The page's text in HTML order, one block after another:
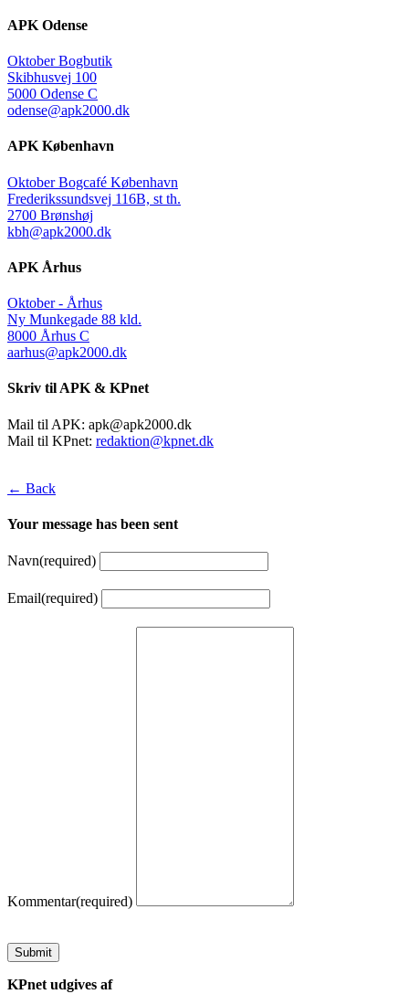
APK Odense
Oktober Bogbutik
Skibhusvej 100
5000 Odense C
odense@apk2000.dk
APK København
Oktober Bogcafé København
Frederikssundsvej 116B, st th.
2700 Brønshøj
kbh@apk2000.dk
APK Århus
Oktober - Århus
Ny Munkegade 88 kld.
8000 Århus C
aarhus@apk2000.dk
Skriv til APK & KPnet
Mail til APK: apk@apk2000.dk
Mail til KPnet: redaktion@kpnet.dk
← Back
Your message has been sent
Navn(required)
Email(required)
Kommentar(required)
Submit
KPnet udgives af